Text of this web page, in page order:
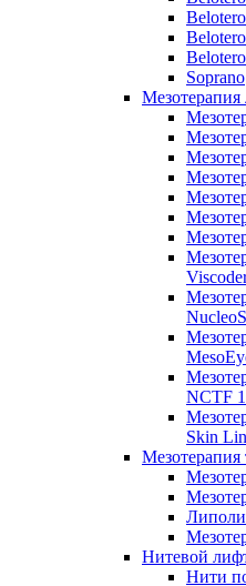
Soprano
Мезотерапия
NCTF
Skin
Мезотерапия
Нитевой
Нити